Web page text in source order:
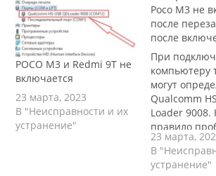
POCO M3 и Redmi 9T не
включается
23 марта, 2023
В "Неисправности и их
устранение"
Poco M3 не
после
после
При
компьютеру
могут
Qualcomm
Loader 9008.
правило
возникают с
платы V5. По
телефоны
23 марта,
В
устранение"